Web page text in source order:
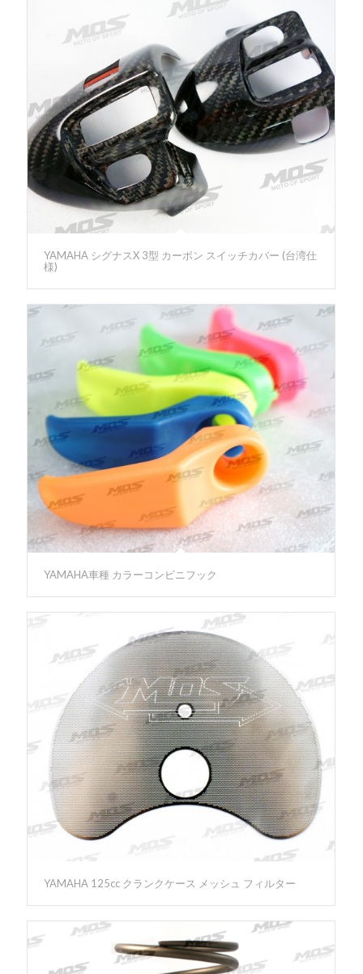
YAMAHA シグナスX 3型 カーボン スイッチカバー (台湾仕
様)
YAMAHA車種 カラーコンビニフック
YAMAHA 125cc クランクケース メッシュ フィルター